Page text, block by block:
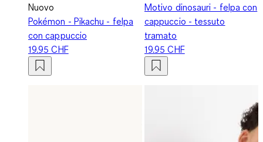
Nuovo
Pokémon - Pikachu - felpa
con cappuccio
19.95 CHF
Motivo dinosauri - felpa con
cappuccio - tessuto
tramato
19.95 CHF